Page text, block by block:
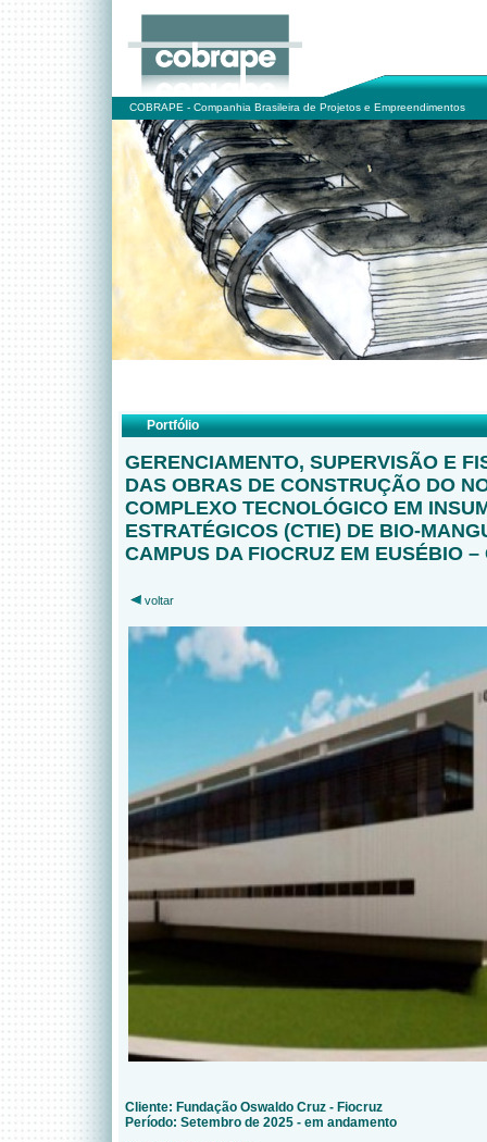
COBRAPE - Companhia Brasileira de Projetos e Empreendimentos
Portfólio
GERENCIAMENTO, SUPERVISÃO E
DAS OBRAS DE CONSTRUÇÃO DO
COMPLEXO TECNOLÓGICO EM
ESTRATÉGICOS (CTIE) DE BIO-
CAMPUS DA FIOCRUZ EM EUSÉBIO –
voltar
Cliente: Fundação Oswaldo Cruz - Fiocruz
Período: Setembro de 2025 - em andamento